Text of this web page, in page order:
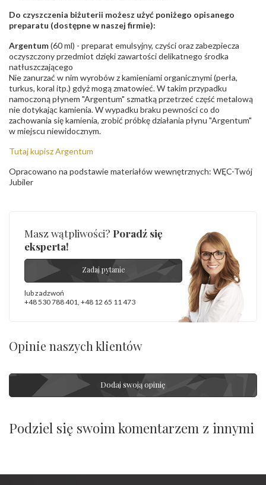
Do czyszczenia biżuterii możesz użyć poniżego opisanego
preparatu (dostępne w naszej firmie):
Argentum(60 ml) - preparat emulsyjny, czyści oraz zabezpiecza
oczyszczony przedmiot dzięki zawartości delikatnego środka
natłuszczającego
Nie zanurzać w nim wyrobów z kamieniami organicznymi (perła,
turkus, koral itp.) gdyż mogą zmatowieć. W takim przypadku
namoczoną płynem "Argentum" szmatką przetrzeć część metalową
nie dotykając kamienia. W wypadku braku pewności co do
zachowania się kamienia, zrobić próbkę działania płynu "Argentum"
w miejscu niewidocznym.
Tutaj kupisz Argentum
Opracowano na podstawie materiałów wewnętrznych: WĘC-Twój
Jubiler
Masz wątpliwości? Poradź się
eksperta!
Zadaj pytanie
lub zadzwoń
+48 530 788 401 +48 12 65 11 473
Opinie naszych klientów
Dodaj swoją opinię
Podziel się swoim komentarzem z innymi